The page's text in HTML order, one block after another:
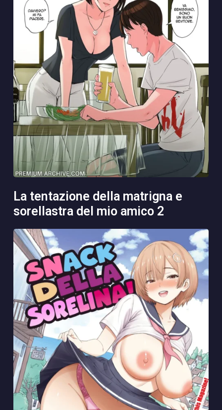
la tentazione della matrigna e
sorellastra del mio amico 2